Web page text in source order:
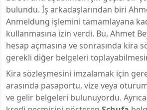
bulundu. İş arkadaşlarından biri
Anmeldung işlemini tamamlayana
kullanmasına izin verdi. Bu, Ahmet
hesap açmasına ve sonrasında kira
gerekli diğer belgeleri
Kira sözleşmesini imzalamak için
arasında pasaportu, vize veya
ve gelir belgeleri bulunuyordu.